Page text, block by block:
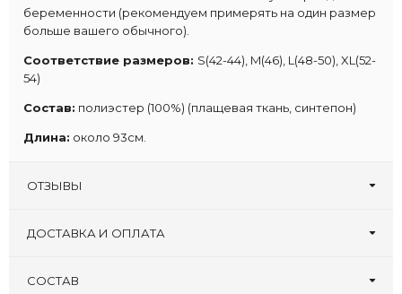
беременности (рекомендуем примерять на один размер
больше вашего обычного).
Соответствие размеров: S(42-44), M(46), L(48-50), XL(52-
54)
Состав: полиэстер (100%) (плащевая ткань, синтепон)
Длина: около 93см.
ОТЗЫВЫ
Оставьте первый отзыв!
ДОСТАВКА И ОПЛАТА
СОСТАВ